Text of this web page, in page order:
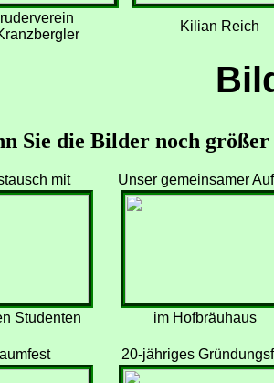
Kilian Reich
Sie die Bilder noch
mit Unser gemeinsamer
Studenten im Hofbräuhaus
20-jähriges